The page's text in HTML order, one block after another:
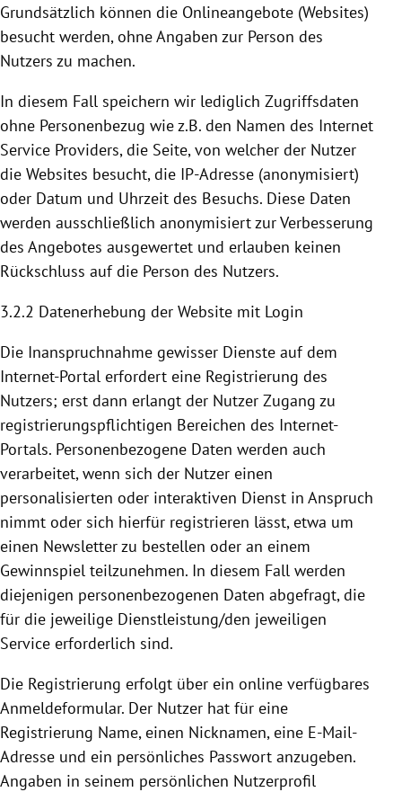
Grundsätzlich können die Onlineangebote (Websites)
besucht werden, ohne Angaben zur Person des
Nutzers zu machen.
In diesem Fall speichern wir lediglich Zugriffsdaten
ohne Personenbezug wie z.B. den Namen des Internet
Service Providers, die Seite, von welcher der Nutzer
die Websites besucht, die IP-Adresse (anonymisiert)
oder Datum und Uhrzeit des Besuchs. Diese Daten
werden ausschließlich anonymisiert zur Verbesserung
des Angebotes ausgewertet und erlauben keinen
Rückschluss auf die Person des Nutzers.
3.2.2 Datenerhebung der Website mit Login
Die Inanspruchnahme gewisser Dienste auf dem
Internet-Portal erfordert eine Registrierung des
Nutzers; erst dann erlangt der Nutzer Zugang zu
registrierungspflichtigen Bereichen des Internet-
Portals. Personenbezogene Daten werden auch
verarbeitet, wenn sich der Nutzer einen
personalisierten oder interaktiven Dienst in Anspruch
nimmt oder sich hierfür registrieren lässt, etwa um
einen Newsletter zu bestellen oder an einem
Gewinnspiel teilzunehmen. In diesem Fall werden
diejenigen personenbezogenen Daten abgefragt, die
für die jeweilige Dienstleistung/den jeweiligen
Service erforderlich sind.
Die Registrierung erfolgt über ein online verfügbares
Anmeldeformular. Der Nutzer hat für eine
Registrierung Name, einen Nicknamen, eine E-Mail-
Adresse und ein persönliches Passwort anzugeben.
Angaben in seinem persönlichen Nutzerprofil